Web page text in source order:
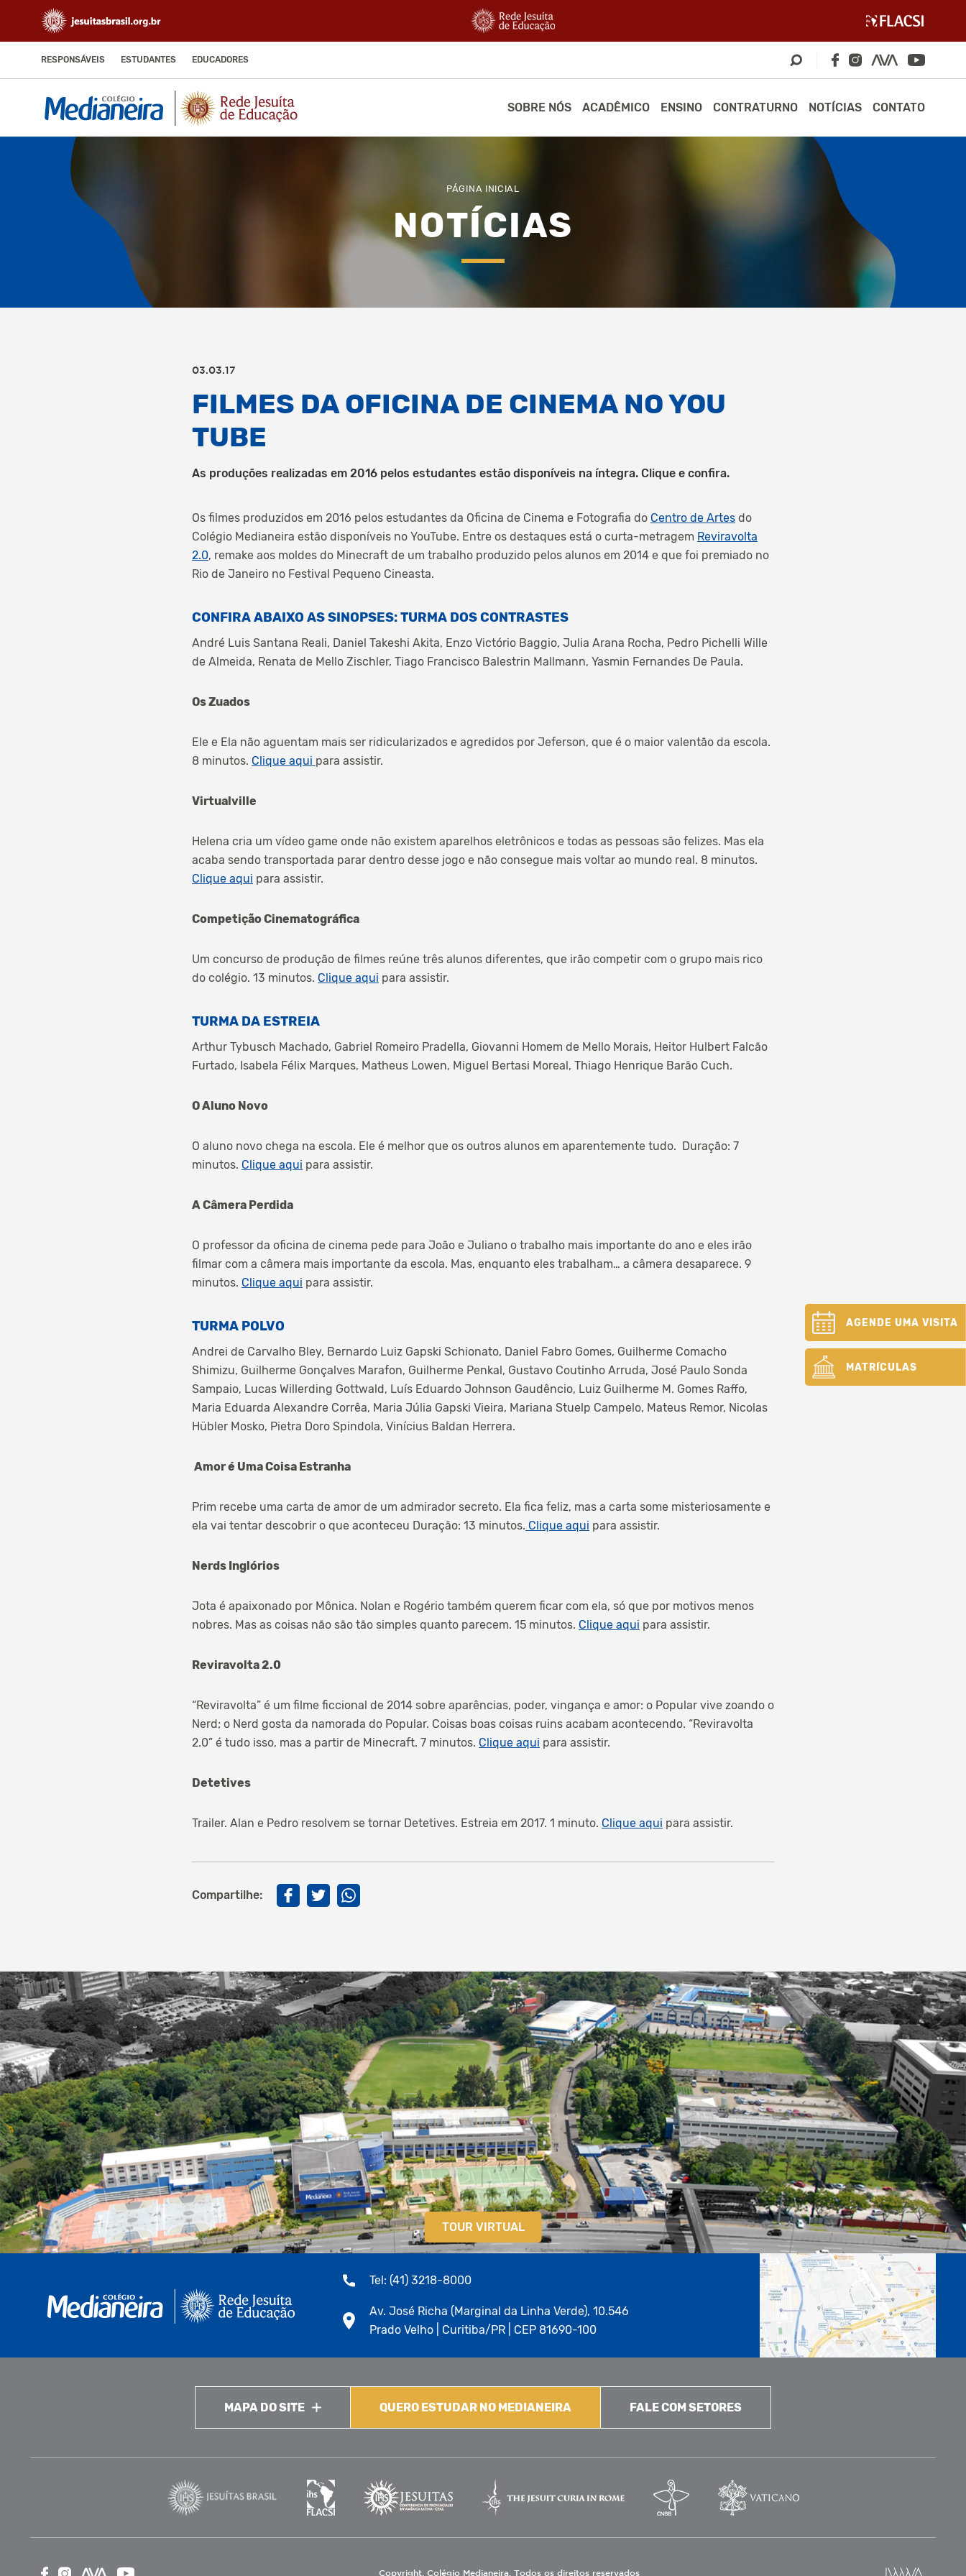
RESPONSÁVEIS ESTUDANTES EDUCADORES
SOBRE NÓS ACADÊMICO ENSINO CONTRATURNO NOTÍCIAS CONTATO
PÁGINA INICIAL
NOTÍCIAS
03.03.17
FILMES DA OFICINA DE CINEMA NO YOU
TUBE
As produções realizadas em 2016 pelos estudantes estão disponíveis na íntegra. Clique e confira.
Os filmes produzidos em 2016 pelos estudantes da Oficina de Cinema e Fotografia do Centro de Artes do
Colégio Medianeira estão disponíveis no YouTube. Entre os destaques está o curta-metragem Reviravolta
2.0, remake aos moldes do Minecraft de um trabalho produzido pelos alunos em 2014 e que foi premiado no
Rio de Janeiro no Festival Pequeno Cineasta.
CONFIRA ABAIXO AS SINOPSES:TURMA DOS CONTRASTES
André Luis Santana Reali, Daniel Takeshi Akita, Enzo Victório Baggio, Julia Arana Rocha, Pedro Pichelli Wille
de Almeida, Renata de Mello Zischler, Tiago Francisco Balestrin Mallmann, Yasmin Fernandes De Paula.
Os Zuados
Ele e Ela não aguentam mais ser ridicularizados e agredidos por Jeferson, que é o maior valentão da escola.
8 minutos. Clique aqui para assistir.
Virtualville
Helena cria um vídeo game onde não existem aparelhos eletrônicos e todas as pessoas são felizes. Mas ela
acaba sendo transportada parar dentro desse jogo e não consegue mais voltar ao mundo real. 8 minutos.
Clique aqui para assistir.
Competição Cinematográfica
Um concurso de produção de filmes reúne três alunos diferentes, que irão competir com o grupo mais rico
do colégio. 13 minutos. Clique aqui para assistir.
TURMA DA ESTREIA
Arthur Tybusch Machado, Gabriel Romeiro Pradella, Giovanni Homem de Mello Morais, Heitor Hulbert Falcão
Furtado, Isabela Félix Marques, Matheus Lowen, Miguel Bertasi Moreal, Thiago Henrique Barão Cuch.
O Aluno Novo
O aluno novo chega na escola. Ele é melhor que os outros alunos em aparentemente tudo. Duração: 7
minutos. Clique aqui para assistir.
A Câmera Perdida
O professor da oficina de cinema pede para João e Juliano o trabalho mais importante do ano e eles irão
filmar com a câmera mais importante da escola. Mas, enquanto eles trabalham… a câmera desaparece. 9
minutos. Clique aqui para assistir.
TURMA POLVO
Andrei de Carvalho Bley, Bernardo Luiz Gapski Schionato, Daniel Fabro Gomes, Guilherme Comacho
Shimizu, Guilherme Gonçalves Marafon, Guilherme Penkal, Gustavo Coutinho Arruda, José Paulo Sonda
Sampaio, Lucas Willerding Gottwald, Luís Eduardo Johnson Gaudêncio, Luiz Guilherme M. Gomes Raffo,
Maria Eduarda Alexandre Corrêa, Maria Júlia Gapski Vieira, Mariana Stuelp Campelo, Mateus Remor, Nicolas
Hübler Mosko, Pietra Doro Spindola, Vinícius Baldan Herrera.
Amor é Uma Coisa Estranha
Prim recebe uma carta de amor de um admirador secreto. Ela fica feliz, mas a carta some misteriosamente e
ela vai tentar descobrir o que aconteceu Duração: 13 minutos. Clique aqui para assistir.
Nerds Inglórios
Jota é apaixonado por Mônica. Nolan e Rogério também querem ficar com ela, só que por motivos menos
nobres. Mas as coisas não são tão simples quanto parecem. 15 minutos. Clique aqui para assistir.
Reviravolta 2.0
“Reviravolta” é um filme ficcional de 2014 sobre aparências, poder, vingança e amor: o Popular vive zoando o
Nerd; o Nerd gosta da namorada do Popular. Coisas boas coisas ruins acabam acontecendo. “Reviravolta
2.0” é tudo isso, mas a partir de Minecraft. 7 minutos. Clique aqui para assistir.
Detetives
Trailer. Alan e Pedro resolvem se tornar Detetives. Estreia em 2017. 1 minuto. Clique aqui para assistir.
Compartilhe:
AGENDE UMA VISITA
MATRÍCULAS
TOUR VIRTUAL
Tel: (41) 3218-8000
Av. José Richa (Marginal da Linha Verde), 10.546
Prado Velho | Curitiba/PR | CEP 81690-100
MAPA DO SITE QUERO ESTUDAR NO MEDIANEIRA FALE COM SETORES
Copyright. Colégio Medianeira. Todos os direitos reservados